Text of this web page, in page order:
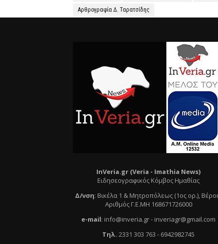
Αρθρογραφία Δ. Ταρατσίδης
InVeria.gr (Veria - Ιmathia News)
Ειδησεογραφικός Κόμβος Ημαθίας
Δ/νση: Βικέλα 1 & Μητροπόλεως (1ος ορ.),
Αριθμός Γ.Ε.ΜΗ 168671726000
e-mail: info@inveria.gr- inveriagr@gmail.com
Τηλ. 2331 303 763 - 6942982745